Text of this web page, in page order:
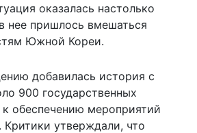
оказалась настолько
нее пришлось вмешаться
Южной Кореи.
добавилась история с
900 государственных
обеспечению мероприятий
Критики утверждали, что